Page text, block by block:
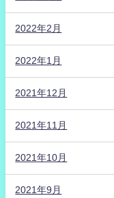
2022年2月
2022年1月
2021年12月
2021年11月
2021年10月
2021年9月